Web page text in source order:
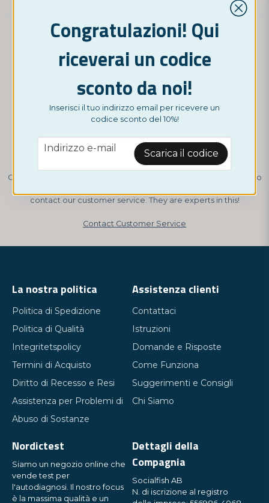
How to interpret your test:
Our tests are very reliable. If you have any questions about how to
contact our customer service. They are experts in this!
Contact Customer Service
Congratulazioni! Qui
riceverai un codice
sconto da noi!
Inserisci il tuo indirizzo email per ricevere un
codice sconto del 10%!
email
Indirizzo e-mail Scarica il codice
La nostra politica
Politica di Spedizione
Politica di Qualità
Integritetspolicy
Termini di Acquisto
Diritto di Recesso e Resi
Assistenza per Problemi di
Abuso di Sostanze
Assistenza clienti
Contattaci
Istruzioni
Domande e Risposte
Come Funziona
Suggerimenti e Consigli
Chi Siamo
Nordictest
Siamo un negozio online che
vende test per
l'autodiagnosi. Il nostro focus
è la massima qualità e un
Dettagli della
Compagnia
Socialfish AB
N. di iscrizione al registro